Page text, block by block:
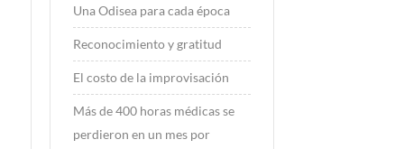
Una Odisea para cada época
Reconocimiento y gratitud
El costo de la improvisación
Más de 400 horas médicas se
perdieron en un mes por